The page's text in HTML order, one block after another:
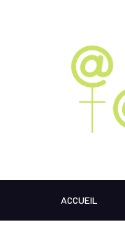
ACCUEIL